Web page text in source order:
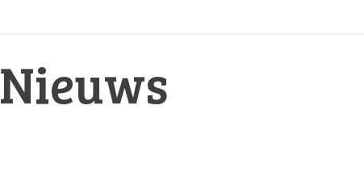
Nieuws